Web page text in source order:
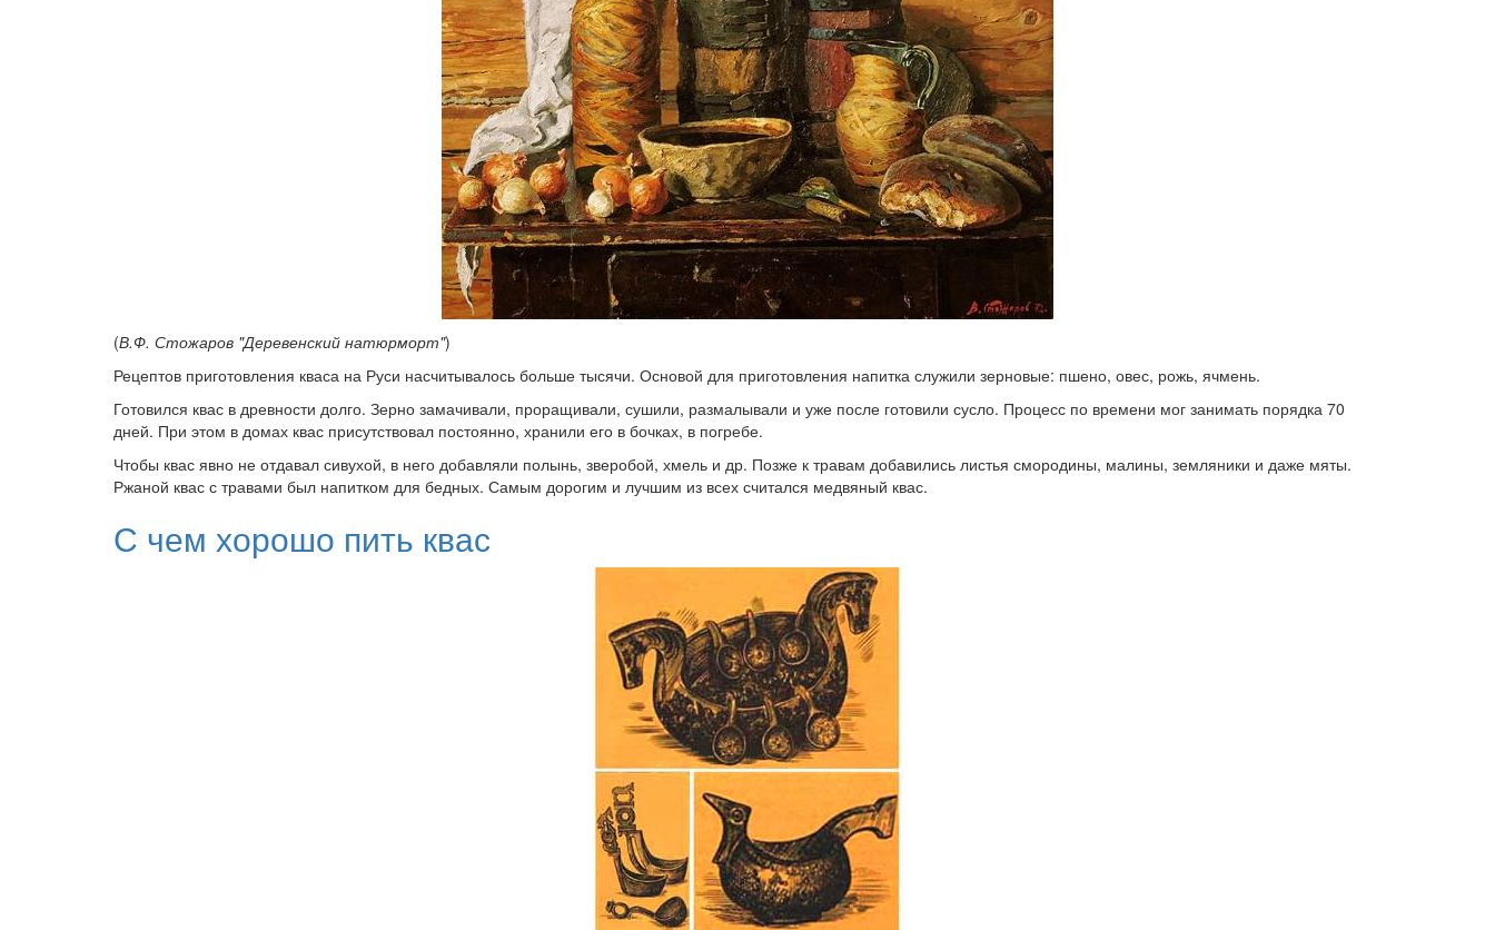
(В.Ф. Стожаров "Деревенский натюрморт")
Рецептов приготовления кваса на Руси насчитывалось больше тысячи. Основой для приготовления напитка служили зерновые: пшено, овес, рожь, ячмень.
Готовился квас в древности долго. Зерно замачивали, проращивали, сушили, размалывали и уже после готовили сусло. Процесс по времени мог занимать порядка 70
дней. При этом в домах квас присутствовал постоянно, хранили его в бочках, в погребе.
Чтобы квас явно не отдавал сивухой, в него добавляли полынь, зверобой, хмель и др. Позже к травам добавились листья смородины, малины, земляники и даже мяты.
Ржаной квас с травами был напитком для бедных. Самым дорогим и лучшим из всех считался медвяный квас.
С чем хорошо пить квас